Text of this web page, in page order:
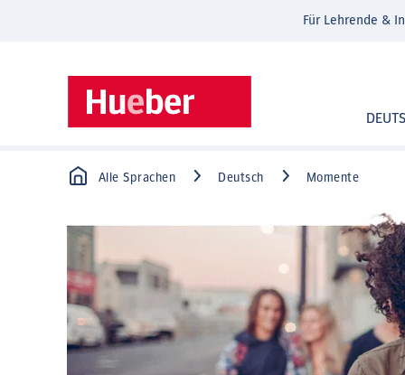
Für Lehrende &
Alle Sprachen Deutsch Momente